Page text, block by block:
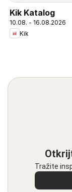
Kik Katalog
10.08. - 16.08.2026
Kik
Tražite